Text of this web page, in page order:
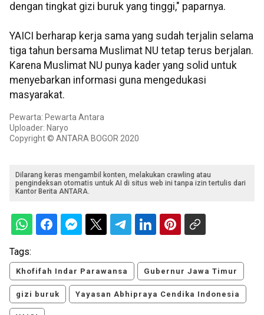
dengan tingkat gizi buruk yang tinggi," paparnya.
YAICI berharap kerja sama yang sudah terjalin selama
tiga tahun bersama Muslimat NU tetap terus berjalan.
Karena Muslimat NU punya kader yang solid untuk
menyebarkan informasi guna mengedukasi
masyarakat.
Pewarta: Pewarta Antara
Uploader: Naryo
Copyright © ANTARA BOGOR 2020
Dilarang keras mengambil konten, melakukan crawling atau
pengindeksan otomatis untuk AI di situs web ini tanpa izin tertulis dari
Kantor Berita ANTARA.
Tags:
Khofifah Indar Parawansa Gubernur Jawa Timur
gizi buruk Yayasan Abhipraya Cendika Indonesia